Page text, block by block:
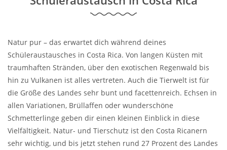
Natur pur – das erwartet dich während deines
Schüleraustausches in Costa Rica. Von langen Küsten mit
traumhaften Stränden, über den exotischen Regenwald bis
hin zu Vulkanen ist alles vertreten. Auch die Tierwelt ist für
die Größe des Landes sehr bunt und facettenreich. Echsen in
allen Variationen, Brüllaffen oder wunderschöne
Schmetterlinge geben dir einen kleinen Einblick in diese
Vielfältigkeit. Natur- und Tierschutz ist den Costa Ricanern
sehr wichtig, und bis jetzt stehen rund 27 Prozent des Landes